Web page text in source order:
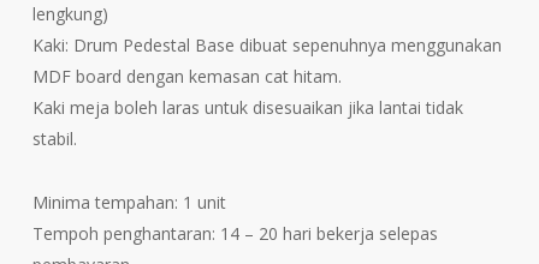
lengkung)
Kaki: Drum Pedestal Base dibuat sepenuhnya menggunakan
MDF board dengan kemasan cat hitam.
Kaki meja boleh laras untuk disesuaikan jika lantai tidak
stabil.
Minima tempahan: 1 unit
Tempoh penghantaran: 14 – 20 hari bekerja selepas